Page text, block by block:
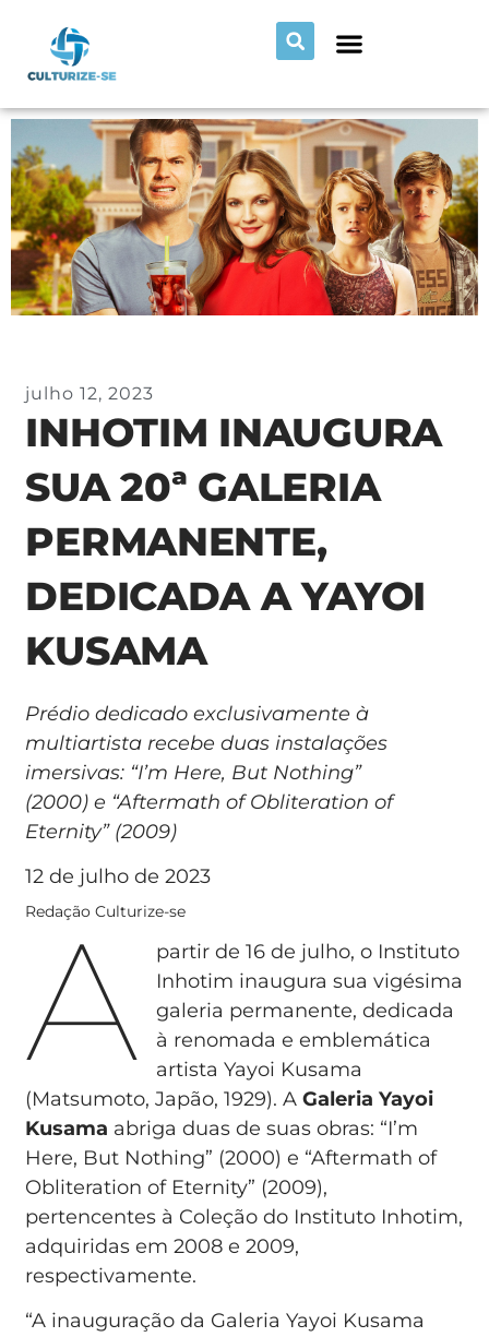
julho 12, 2023
INHOTIM INAUGURA
SUA 20ª GALERIA
PERMANENTE,
DEDICADA A YAYOI
KUSAMA
Prédio dedicado exclusivamente à
multiartista recebe duas instalações
imersivas: “I’m Here, But Nothing”
(2000) e “Aftermath of Obliteration of
Eternity” (2009)
12 de julho de 2023
Redação Culturize-se
A
partir de 16 de julho, o Instituto
Inhotim inaugura sua vigésima
galeria permanente, dedicada
à renomada e emblemática
artista Yayoi Kusama
(Matsumoto, Japão, 1929). AGaleria Yayoi
Kusama abriga duas de suas obras: “I’m
Here, But Nothing” (2000) e “Aftermath of
Obliteration of Eternity” (2009),
pertencentes à Coleção do Instituto Inhotim,
adquiridas em 2008 e 2009,
respectivamente.
“A inauguração da Galeria Yayoi Kusama